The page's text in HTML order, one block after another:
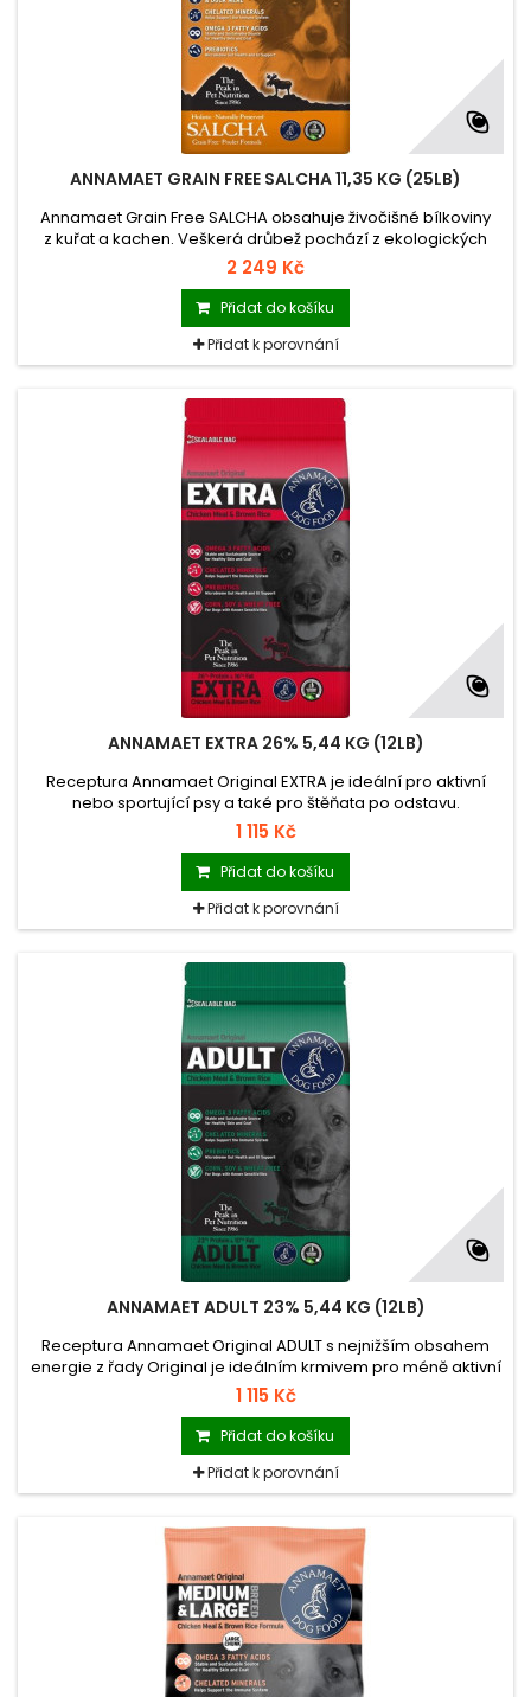
ANNAMAET GRAIN FREE SALCHA 11,35 KG (25LB)
Annamaet Grain Free SALCHA obsahuje živočišné bílkoviny
z kuřat a kachen. Veškerá drůbež pochází z ekologických
chovů nepoužívajících antibiotika ani hormony.
2 249 Kč
Přidat do košíku
Přidat k porovnání
ANNAMAET EXTRA 26% 5,44 KG (12LB)
Receptura Annamaet Original EXTRA je ideální pro aktivní
nebo sportující psy a také pro štěňata po odstavu.
1 115 Kč
Přidat do košíku
Přidat k porovnání
ANNAMAET ADULT 23% 5,44 KG (12LB)
Receptura Annamaet Original ADULT s nejnižším obsahem
energie z řady Original je ideálním krmivem pro méně aktivní
psy, starší psy a psy velkých plemen – obecně pro psy s
pomalejším metabolismem.
1 115 Kč
Přidat do košíku
Přidat k porovnání